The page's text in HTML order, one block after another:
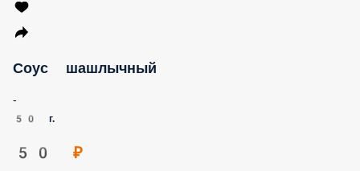
Соус шашлычный
50 г.
50 ₽